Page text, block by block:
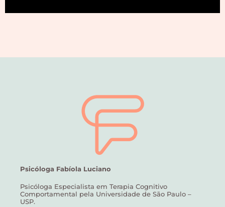
Psicóloga Fabíola Luciano
Psicóloga Especialista em Terapia Cognitivo
Comportamental pela Universidade de São Paulo –
USP.